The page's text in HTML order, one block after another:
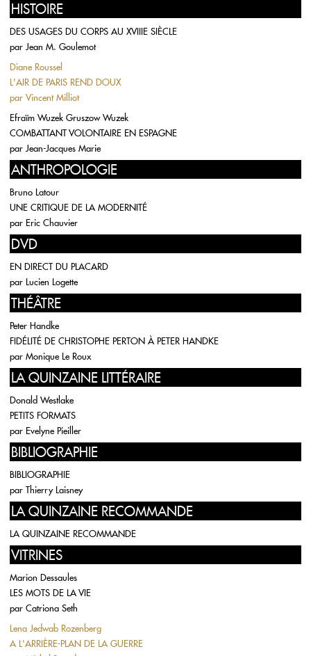
HISTOIRE
DES USAGES DU CORPS AU XVIIIE SIÈCLE
par Jean M. Goulemot
Diane Roussel
L'AIR DE PARIS REND DOUX
par Vincent Milliot
Efraïm Wuzek Gruszow Wuzek
COMBATTANT VOLONTAIRE EN ESPAGNE
par Jean-Jacques Marie
ANTHROPOLOGIE
Bruno Latour
UNE CRITIQUE DE LA MODERNITÉ
par Eric Chauvier
DVD
EN DIRECT DU PLACARD
par Lucien Logette
THÉÂTRE
Peter Handke
FIDÉLITÉ DE CHRISTOPHE PERTON À PETER HANDKE
par Monique Le Roux
LA QUINZAINE LITTÉRAIRE
Donald Westlake
PETITS FORMATS
par Evelyne Pieiller
BIBLIOGRAPHIE
BIBLIOGRAPHIE
par Thierry Laisney
LA QUINZAINE RECOMMANDE
LA QUINZAINE RECOMMANDE
VITRINES
Marion Dessaules
LES MOTS DE LA VIE
par Catriona Seth
Lena Jedwab Rozenberg
A L'ARRIÈRE-PLAN DE LA GUERRE